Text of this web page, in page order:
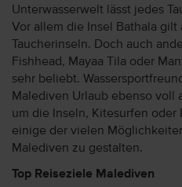
Unterwasserwelt lässt jedes
Vor allem die Insel Bathala gilt
Taucherinseln. Doch auch
Fishhead, Mayaa Tila oder
sehr beliebt.
Malediven Urlaub ebenso voll
um die Inseln, Kitesurfen oder
einige der vielen
Malediven zu gestalten.
Top Reiseziele Malediven